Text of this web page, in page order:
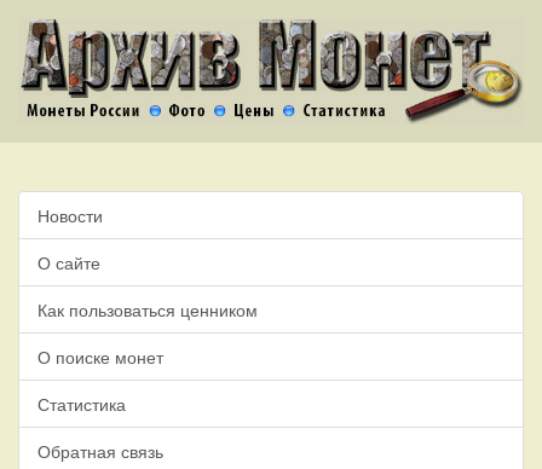
Новости
О сайте
Как пользоваться ценником
О поиске монет
Статистика
Обратная связь